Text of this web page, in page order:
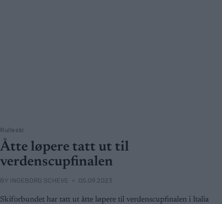
Rulleski
Åtte løpere tatt ut til
verdenscupfinalen
BY INGEBORG SCHEVE 05.09.2023
Skiforbundet har tatt ut åtte løpere til verdenscupfinalen i Italia